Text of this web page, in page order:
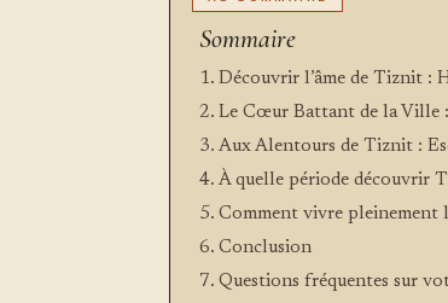
Sommaire
Découvrir l’âme de Tiznit :
Le Cœur Battant de la Ville :
Aux Alentours de Tiznit :
À quelle période découvrir
Comment vivre pleinement
Conclusion
Questions fréquentes sur